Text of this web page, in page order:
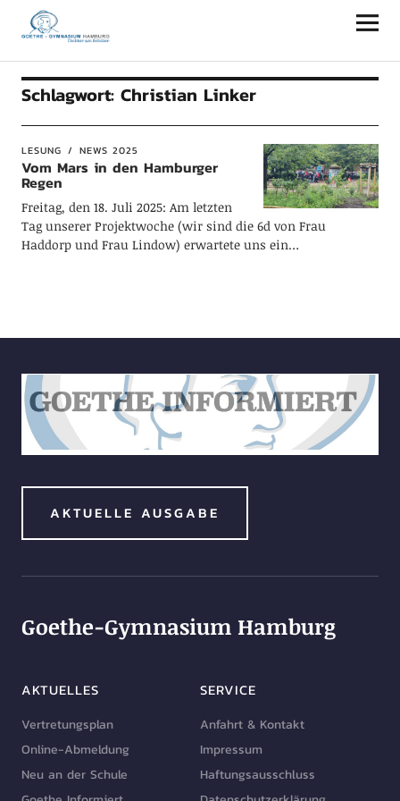
Goethe-Gymnasium Hamburg
Schlagwort: Christian Linker
LESUNG NEWS 2025
Vom Mars in den Hamburger
Regen
Freitag, den 18. Juli 2025: Am letzten
Tag unserer Projektwoche (wir sind die 6d von Frau
Haddorp und Frau Lindow) erwartete uns ein…
AKTUELLE AUSGABE
Goethe-Gymnasium Hamburg
AKTUELLES
Vertretungsplan
Online-Abmeldung
Neu an der Schule
SERVICE
Anfahrt & Kontakt
Impressum
Haftungsausschluss